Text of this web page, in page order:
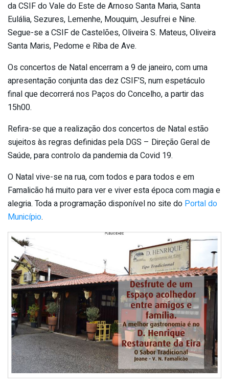
da CSIF do Vale do Este de Arnoso Santa Maria, Santa
Eulália, Sezures, Lemenhe, Mouquim, Jesufrei e Nine.
Segue-se a CSIF de Castelões, Oliveira S. Mateus, Oliveira
Santa Maris, Pedome e Riba de Ave.
Os concertos de Natal encerram a 9 de janeiro, com uma
apresentação conjunta das dez CSIF’S, num espetáculo
final que decorrerá nos Paços do Concelho, a partir das
15h00.
Refira-se que a realização dos concertos de Natal estão
sujeitos às regras definidas pela DGS – Direção Geral de
Saúde, para controlo da pandemia da Covid 19.
O Natal vive-se na rua, com todos e para todos e em
Famalicão há muito para ver e viver esta época com magia e
alegria. Toda a programação disponível no site do Portal do
Município.